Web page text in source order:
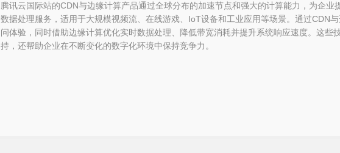
腾讯云国际站的CDN与边缘计算产品通过全球分布的加速节点和强大的计算能力，为企业
数据处理服务，适用于大规模视频流、在线游戏、IoT设备和工业应用等场景。通过CDN
问体验，同时借助边缘计算优化实时数据处理、降低带宽消耗并提升系统响应速度。这些
持，还帮助企业在不断变化的数字化环境中保持竞争力。